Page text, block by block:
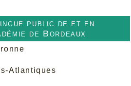
public de et en
de Bordeaux
Atlantiques